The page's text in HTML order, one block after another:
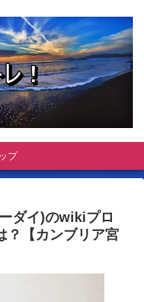
プ
ダイ)のwikiプロ
？【カンブリア宮